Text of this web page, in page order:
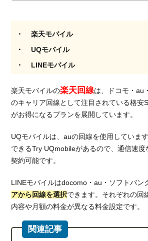
括：
使い
安
SIM
なら
モバ
イル
がお
め！
楽天モバイル
UQモバイル
LINEモバイル
楽天モバイルの楽天回線は、ドコモ・au
のキャリア回線として注目されている格安
がお得になるプランを展開しています。
UQモバイルは、auの回線を使用していま
できるTry UQmobileがあるので、通信速度
契約可能です。
LINEモバイルはdocomo・au・ソフトバン
アから回線を選択できます。それぞれの回
内容や月額の料金が異なる料金設定です。